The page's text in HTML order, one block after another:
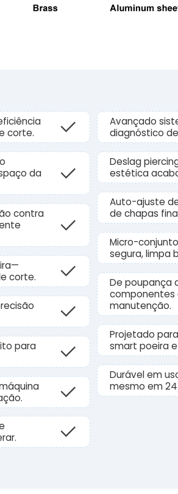
corte.
da
contra
corte.
para
Avançado
diagnóstico
Deslag
estética
Auto-ajuste
de chapas
Micro-
segura, limpa
De poupança
componentes
manutenção.
Projetado
smart poeira
Durável em
mesmo em